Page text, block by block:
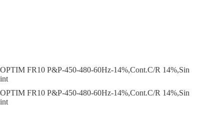
OPTIM FR10 P&P-450-480-60Hz-14%,Cont.C/R 14%,Sin
int
OPTIM FR10 P&P-450-480-60Hz-14%,Cont.C/R 14%,Sin
int